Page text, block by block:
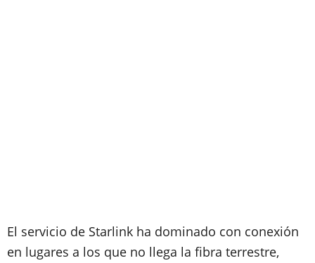
El servicio de Starlink ha dominado con conexión
en lugares a los que no llega la fibra terrestre,